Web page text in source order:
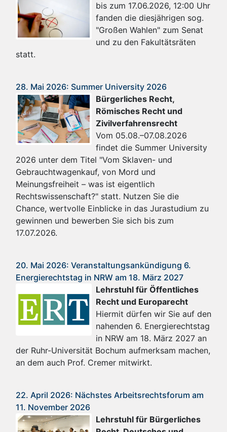
bis zum 17.06.2026, 12:00 Uhr
fanden die diesjährigen sog.
"Großen Wahlen" zum Senat
und zu den Fakultätsräten
statt.
28. Mai 2026: Summer University 2026
Bürgerliches Recht,
Römisches Recht und
Zivilverfahrensrecht
Vom 05.08.–07.08.2026
findet die Summer University
2026 unter dem Titel "Vom Sklaven- und
Gebrauchtwagenkauf, von Mord und
Meinungsfreiheit – was ist eigentlich
Rechtswissenschaft?" statt. Nutzen Sie die
Chance, wertvolle Einblicke in das Jurastudium zu
gewinnen und bewerben Sie sich bis zum
17.07.2026.
20. Mai 2026: Veranstaltungsankündigung 6.
Energierechtstag in NRW am 18. März 2027
Lehrstuhl für Öffentliches
Recht und Europarecht
Hiermit dürfen wir Sie auf den
nahenden 6. Energierechtstag
in NRW am 18. März 2027 an
der Ruhr-Universität Bochum aufmerksam machen,
an dem auch Prof. Cremer mitwirkt.
22. April 2026: Nächstes Arbeitsrechtsforum am
11. November 2026
Lehrstuhl für Bürgerliches